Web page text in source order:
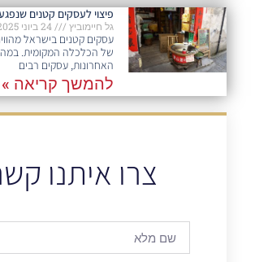
פיצוי לעסקים קטנים
גל חיימוביץ 24 ביוני 2025
עסקים קטנים בישראל
של הכלכלה המקומית.
האחרונות, עסקים רבים
להמשך קריאה »
צרו איתנו